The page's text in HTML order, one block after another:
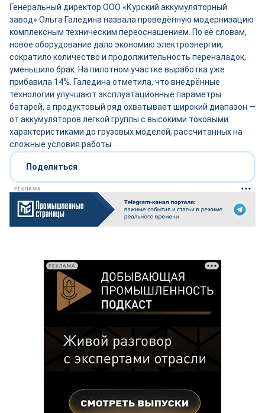
Генеральный директор ООО «Курский аккумуляторный
завод» Ольга Галедина назвала проведённую модернизацию
комплексным техническим переоснащением. По её словам,
новое оборудование дало экономию электроэнергии,
сократило количество и продолжительность переналадок,
уменьшило брак. На пилотном участке выработка уже
прибавила 14%. Галедина отметила, что внедрённые
технологии улучшают эксплуатационные параметры
батарей, а продуктовый ряд охватывает широкий диапазон —
от аккумуляторов лёгкой группы с высокими токовыми
характеристиками до грузовых моделей, рассчитанных на
сложные условия работы.
Поделиться
РЕКЛАМА
РЕКЛАМА